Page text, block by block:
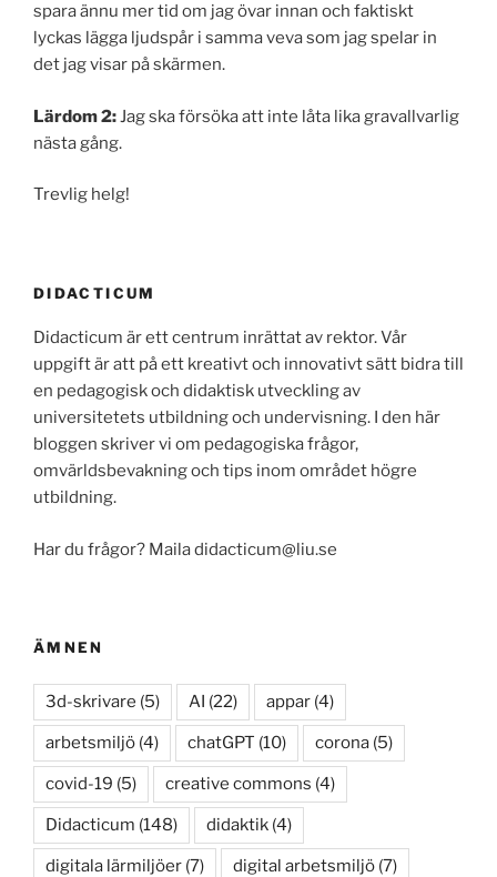
spara ännu mer tid om jag övar innan och faktiskt
lyckas lägga ljudspår i samma veva som jag spelar in
det jag visar på skärmen.
Lärdom 2:Jag ska försöka att inte låta lika gravallvarlig
nästa gång.
Trevlig helg!
DIDACTICUM
Didacticum är ett centrum inrättat av rektor. Vår
uppgift är att på ett kreativt och innovativt sätt bidra till
en pedagogisk och didaktisk utveckling av
universitetets utbildning och undervisning. I den här
bloggen skriver vi om pedagogiska frågor,
omvärldsbevakning och tips inom området högre
utbildning.
Har du frågor? Maila didacticum@liu.se
ÄMNEN
3d-skrivare (5) AI (22) appar (4)
arbetsmiljö (4) chatGPT (10) corona (5)
covid-19 (5) creative commons (4)
Didacticum (148) didaktik (4)
digitala lärmiljöer (7) digital arbetsmiljö (7)